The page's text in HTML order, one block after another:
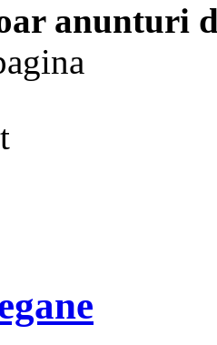
anunturi